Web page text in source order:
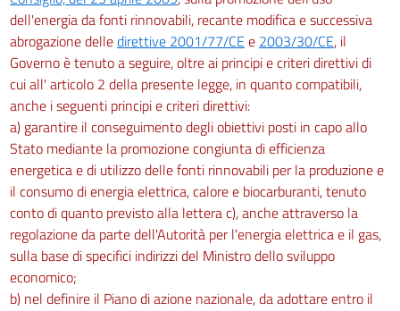
dell'energia da fonti rinnovabili, recante modifica e successiva
abrogazione delledirettive 2001/77/CE e 2003/30/CE, il
Governo è tenuto a seguire, oltre ai principi e criteri direttivi di
cui all' articolo 2 della presente legge, in quanto compatibili,
anche i seguenti principi e criteri direttivi:
a) garantire il conseguimento degli obiettivi posti in capo allo
Stato mediante la promozione congiunta di efficienza
energetica e di utilizzo delle fonti rinnovabili per la produzione e
il consumo di energia elettrica, calore e biocarburanti, tenuto
conto di quanto previsto alla lettera c), anche attraverso la
regolazione da parte dell'Autorità per l'energia elettrica e il gas,
sulla base di specifici indirizzi del Ministro dello sviluppo
economico;
b) nel definire il Piano di azione nazionale, da adottare entro il